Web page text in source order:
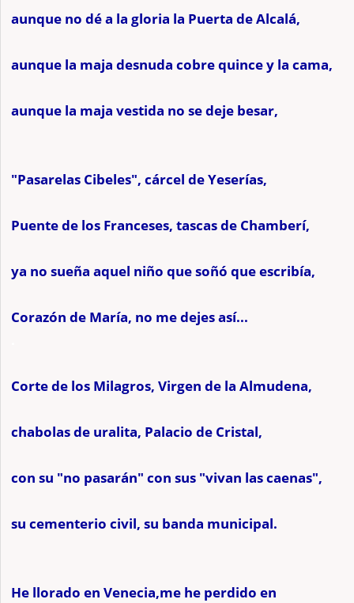
aunque no dé a la gloria la Puerta de Alcalá,
aunque la maja desnuda cobre quince y la cama,
aunque la maja vestida no se deje besar,
"Pasarelas Cibeles", cárcel de Yeserías,
Puente de los Franceses, tascas de Chamberí,
ya no sueña aquel niño que soñó que escribía,
Corazón de María, no me dejes así...
Corte de los Milagros, Virgen de la Almudena,
chabolas de uralita, Palacio de Cristal,
con su "no pasarán" con sus "vivan las caenas",
su cementerio civil, su banda municipal.
He llorado en Venecia,me he perdido en